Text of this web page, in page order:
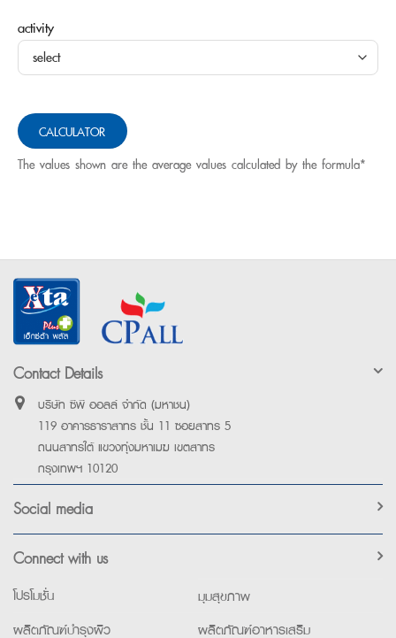
activity
CALCULATOR
The values ​​shown are the average values ​​calculated by the formula*
Contact Details
บริษัท ซีพี ออลล์ จำกัด (มหาชน)
119 อาคารธาราสาทร ชั้น 11 ซอยสาทร 5
ถนนสาทรใต้ แขวงทุ่งมหาเมฆ เขตสาทร
กรุงเทพฯ 10120
Social media
Connect with us
โปรโมชั่น
มุมสุขภาพ
ผลิตภัณฑ์บำรุงผิว
ผลิตภัณฑ์อาหารเสริม